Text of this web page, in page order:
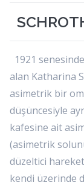
1921
alan Katharina
asimetrik bir
düşüncesiyle
kafesine ait
(asimetrik
düzeltici
kendi üzerinde